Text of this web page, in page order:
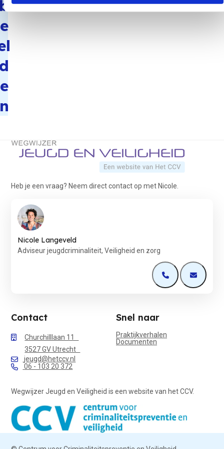
e
e
Terug naar de startpagina
Heb je een vraag? Neem direct contact op met Nicole.
Nicole Langeveld
Adviseur jeugdcriminaliteit, Veiligheid en zorg
Open deOpen de
Contact
Churchilllaan 11
3527 GV Utrecht
jeugd@hetccv.nl
06 - 103 20 372
Snel naar
Praktijkverhalen
Documenten
Wegwijzer Jeugd en Veiligheid is een website van het CCV.